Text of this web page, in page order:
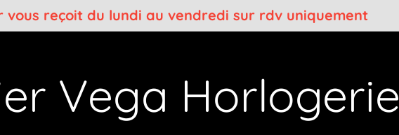
vous reçoit du lundi au vendredi sur rdv uniquement
Vega Horlogerie